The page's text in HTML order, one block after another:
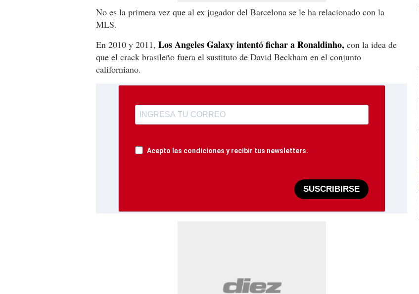
No es la primera vez que al ex jugador del Barcelona se le ha relacionado con la
MLS.
En 2010 y 2011, Los Angeles Galaxy intentó fichar a Ronaldinho, con la idea de
que el crack brasileño fuera el sustituto de David Beckham en el conjunto
californiano.
Acepto las condiciones y recibir tus newsletters.
SUSCRIBIRSE